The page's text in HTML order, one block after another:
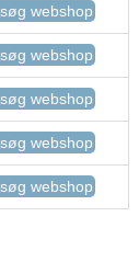
webshop
webshop
webshop
webshop
webshop